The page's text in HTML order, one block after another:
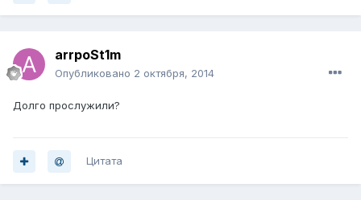
arrpoSt1m
Опубликовано 2 октября, 2014
Долго прослужили?
Цитата